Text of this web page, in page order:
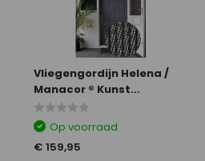
Vliegengordijn Helena /
Manacor ® Kunst...
Op voorraad
€ 159,95